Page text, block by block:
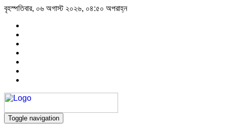
বৃহস্পতিবার, ০৬ অগাস্ট ২০২৬, ০৪:৫০ অপরাহ্ন
Toggle navigation